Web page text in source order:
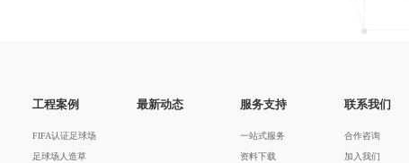
工程案例
FIFA认证足球场
足球场人造草
最新动态 服务支持
一站式服务
资料下载
联系我们
合作咨询
加入我们